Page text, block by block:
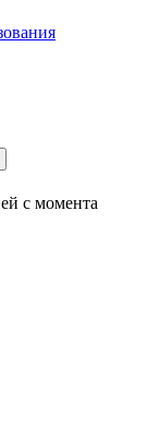
с момента